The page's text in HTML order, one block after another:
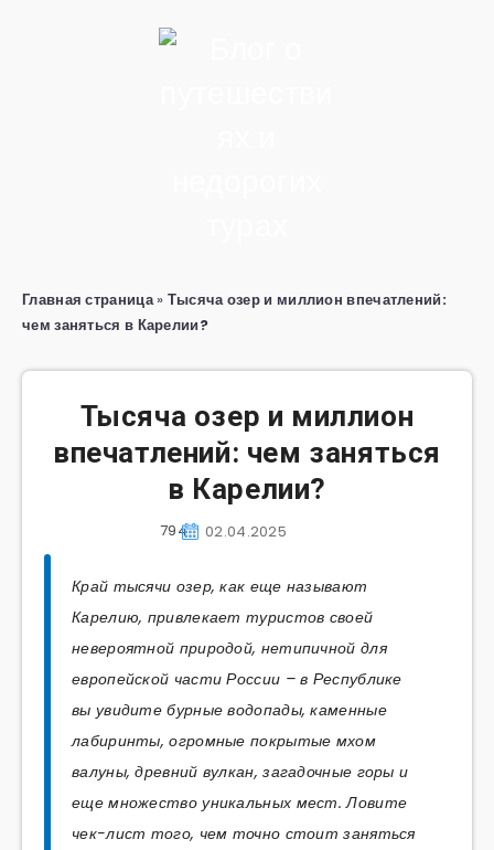
Главная страница» Тысяча озер и миллион впечатлений:
чем заняться в Карелии?
Тысяча озер и миллион
впечатлений: чем заняться
в Карелии?
02.04.2025
794
Край тысячи озер, как еще называют
Карелию, привлекает туристов своей
невероятной природой, нетипичной для
европейской части России – в Республике
вы увидите бурные водопады, каменные
лабиринты, огромные покрытые мхом
валуны, древний вулкан, загадочные горы и
еще множество уникальных мест. Ловите
чек-лист того, чем точно стоит заняться